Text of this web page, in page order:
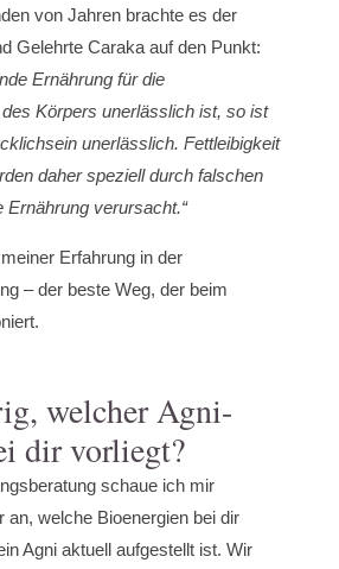
von Jahren brachte es der
Gelehrte Caraka auf den Punkt:
Ernährung für die
Körpers unerlässlich ist, so ist
unerlässlich. Fettleibigkeit
daher speziell durch falschen
Ernährung verursacht.“
Erfahrung in der
– der beste Weg, der beim
welcher Agni-
dir vorliegt?
schaue ich mir
an, welche Bioenergien bei dir
Agni aktuell aufgestellt ist. Wir